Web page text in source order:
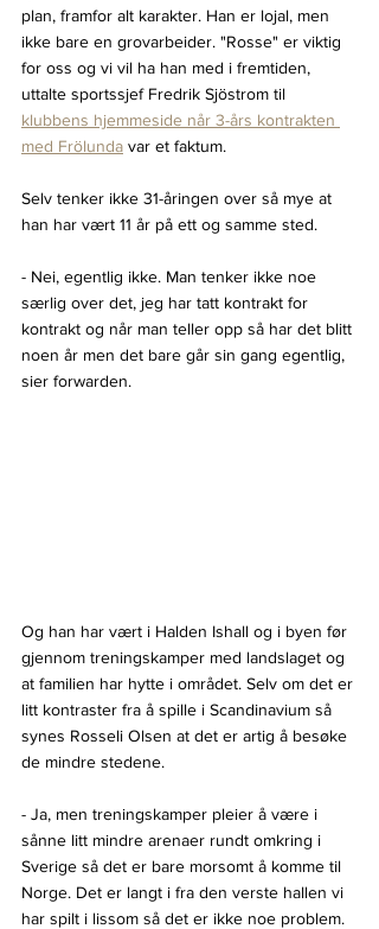
plan, framfor alt karakter. Han er lojal, men
ikke bare en grovarbeider. "Rosse" er viktig
for oss og vi vil ha han med i fremtiden,
uttalte sportssjef Fredrik Sjöstrom til
klubbens hjemmeside når 3-års kontrakten
med Frölunda var et faktum.
Selv tenker ikke 31-åringen over så mye at
han har vært 11 år på ett og samme sted.
- Nei, egentlig ikke. Man tenker ikke noe
særlig over det, jeg har tatt kontrakt for
kontrakt og når man teller opp så har det blitt
noen år men det bare går sin gang egentlig,
sier forwarden.
Og han har vært i Halden Ishall og i byen før
gjennom treningskamper med landslaget og
at familien har hytte i området. Selv om det er
litt kontraster fra å spille i Scandinavium så
synes Rosseli Olsen at det er artig å besøke
de mindre stedene.
- Ja, men treningskamper pleier å være i
sånne litt mindre arenaer rundt omkring i
Sverige så det er bare morsomt å komme til
Norge. Det er langt i fra den verste hallen vi
har spilt i lissom så det er ikke noe problem.